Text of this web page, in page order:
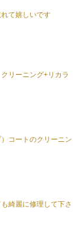
て嬉しいです
リーニング+リカラ
コートのクリーニン
綺麗に修理して下さ